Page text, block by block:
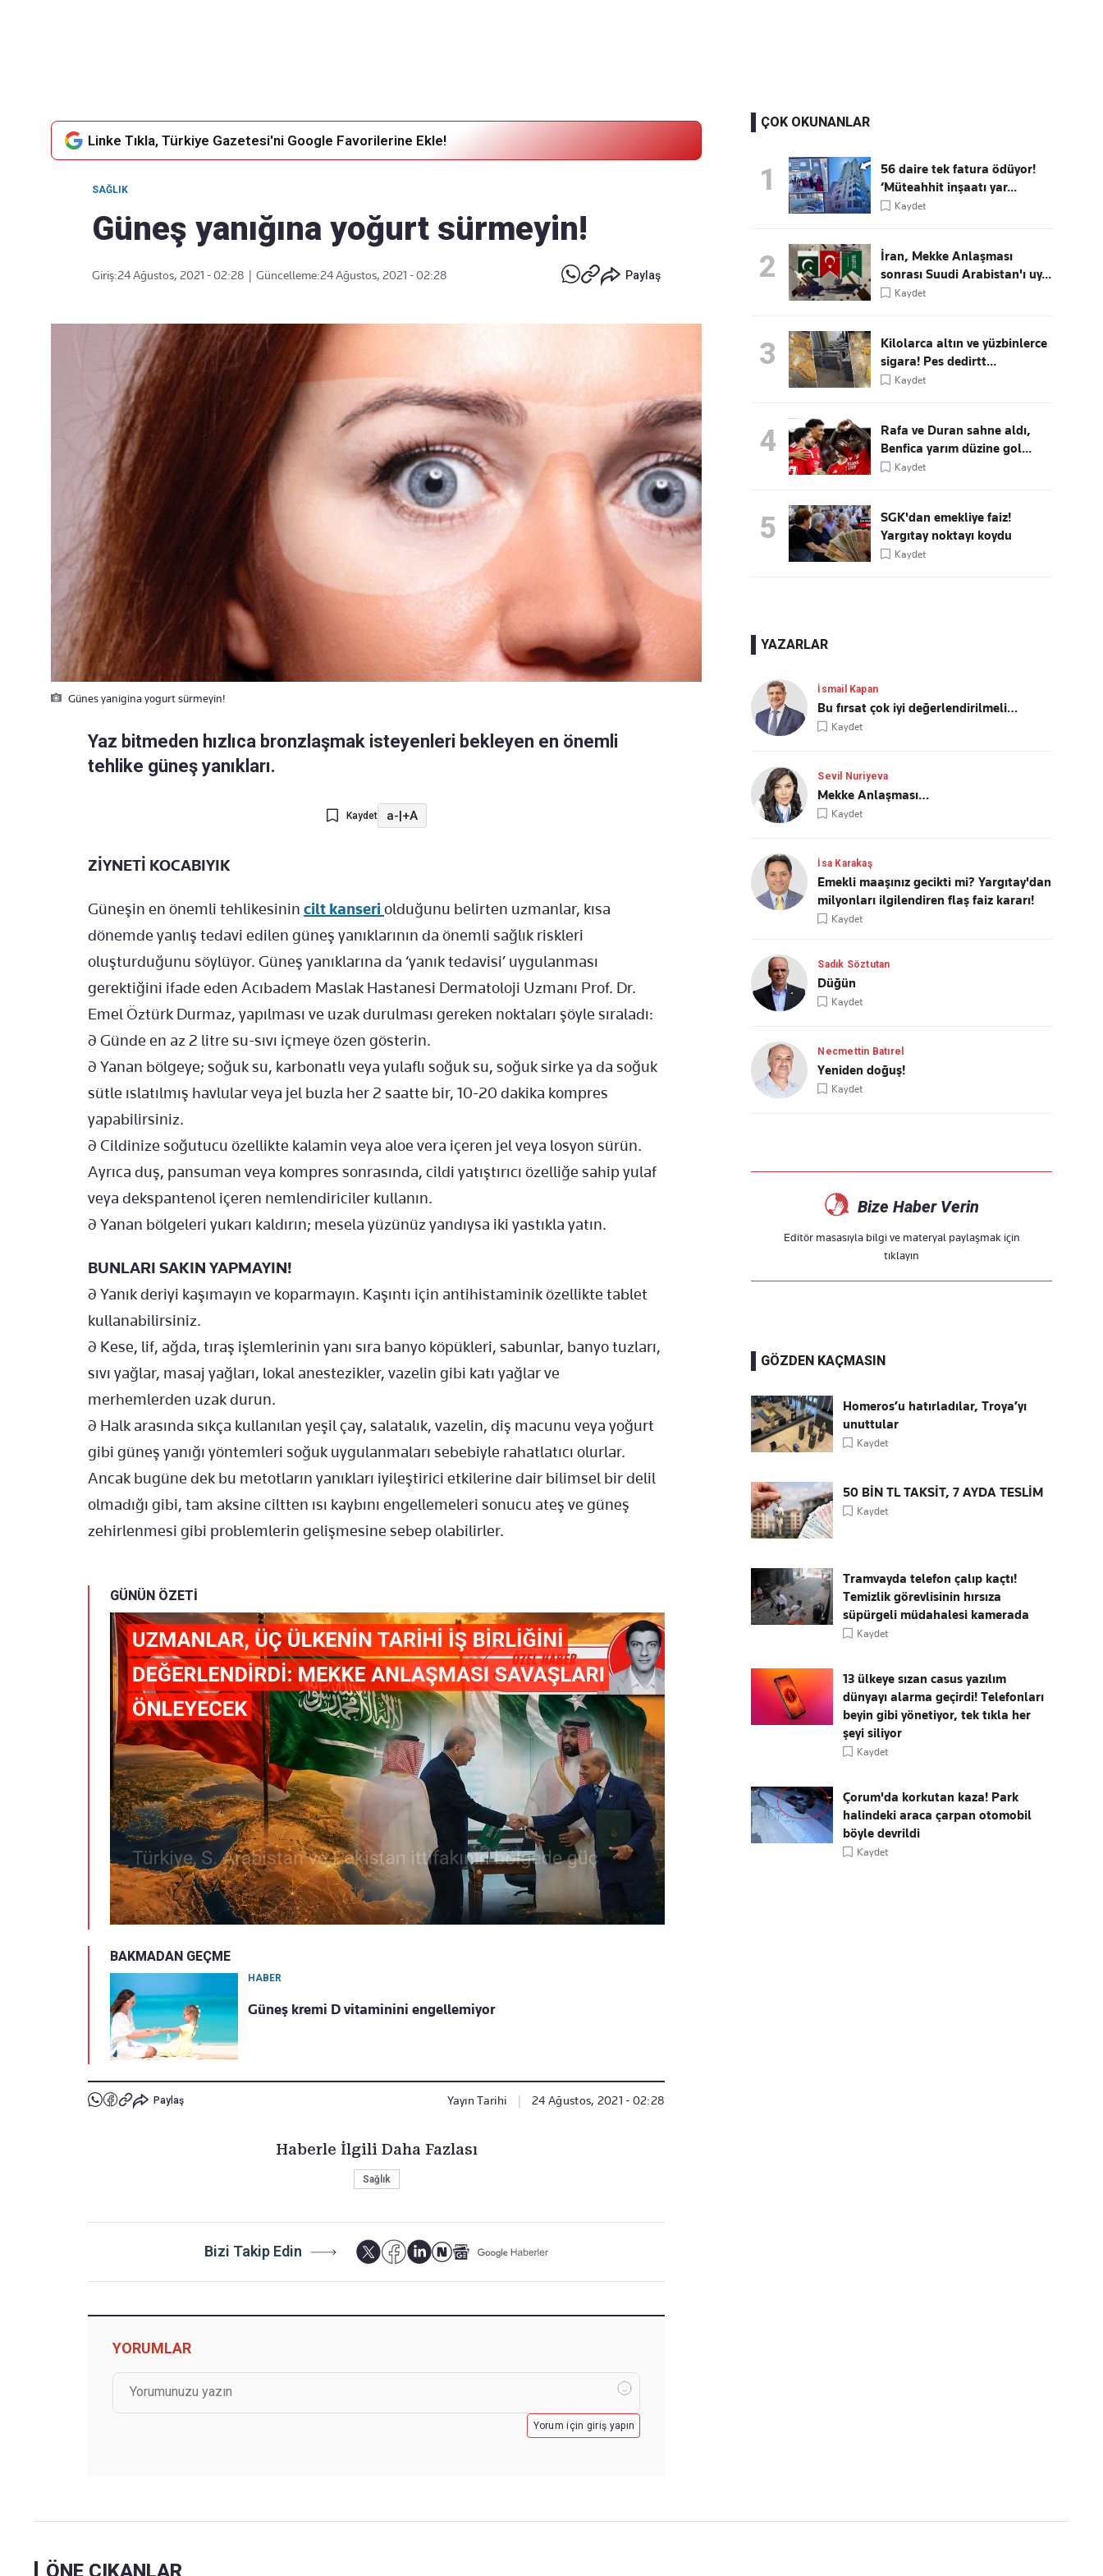
Linke Tıkla, Türkiye Gazetesi'ni Google Favorilerine Ekle!
SAĞLIK
Güneş yanığına yoğurt sürmeyin!
Giriş:24 Ağustos, 2021 - 02:28 Güncelleme:24 Ağustos, 2021 - 02:28 Paylaş
Günes yanigina yogurt sürmeyin!
Yaz bitmeden hızlıca bronzlaşmak isteyenleri bekleyen en önemli
tehlike güneş yanıkları.
Kaydet a-|+A
ZİYNETİ KOCABIYIK
Güneşin en önemli tehlikesinin cilt kanseriolduğunu belirten uzmanlar, kısa
dönemde yanlış tedavi edilen güneş yanıklarının da önemli sağlık riskleri
oluşturduğunu söylüyor. Güneş yanıklarına da ‘yanık tedavisi’ uygulanması
gerektiğini ifade eden Acıbadem Maslak Hastanesi Dermatoloji Uzmanı Prof. Dr.
Emel Öztürk Durmaz, yapılması ve uzak durulması gereken noktaları şöyle sıraladı:
∂ Günde en az 2 litre su-sıvı içmeye özen gösterin.
∂ Yanan bölgeye; soğuk su, karbonatlı veya yulaflı soğuk su, soğuk sirke ya da soğuk
sütle ıslatılmış havlular veya jel buzla her 2 saatte bir, 10-20 dakika kompres
yapabilirsiniz.
∂ Cildinize soğutucu özellikte kalamin veya aloe vera içeren jel veya losyon sürün.
Ayrıca duş, pansuman veya kompres sonrasında, cildi yatıştırıcı özelliğe sahip yulaf
veya dekspantenol içeren nemlendiriciler kullanın.
∂ Yanan bölgeleri yukarı kaldırın; mesela yüzünüz yandıysa iki yastıkla yatın.
BUNLARI SAKIN YAPMAYIN!
∂ Yanık deriyi kaşımayın ve koparmayın. Kaşıntı için antihistaminik özellikte tablet
kullanabilirsiniz.
∂ Kese, lif, ağda, tıraş işlemlerinin yanı sıra banyo köpükleri, sabunlar, banyo tuzları,
sıvı yağlar, masaj yağları, lokal anestezikler, vazelin gibi katı yağlar ve
merhemlerden uzak durun.
∂ Halk arasında sıkça kullanılan yeşil çay, salatalık, vazelin, diş macunu veya yoğurt
gibi güneş yanığı yöntemleri soğuk uygulanmaları sebebiyle rahatlatıcı olurlar.
Ancak bugüne dek bu metotların yanıkları iyileştirici etkilerine dair bilimsel bir delil
olmadığı gibi, tam aksine ciltten ısı kaybını engellemeleri sonucu ateş ve güneş
zehirlenmesi gibi problemlerin gelişmesine sebep olabilirler.
GÜNÜN ÖZETİ
BAKMADAN GEÇME
HABER
Güneş kremi D vitaminini engellemiyor
Paylaş Yayın Tarihi 24 Ağustos, 2021 - 02:28
Haberle İlgili Daha Fazlası
Sağlık
Bizi Takip Edin
YORUMLAR
Yorum için giriş yapın
ÇOK OKUNANLAR
1
56 daire tek fatura ödüyor!
‘Müteahhit inşaatı yar...
Kaydet
2
İran, Mekke Anlaşması
sonrası Suudi Arabistan'ı uy...
Kaydet
3
Kilolarca altın ve yüzbinlerce
sigara! Pes dedirtt...
Kaydet
4
Rafa ve Duran sahne aldı,
Benfica yarım düzine gol...
Kaydet
5
SGK'dan emekliye faiz!
Yargıtay noktayı koydu
Kaydet
YAZARLAR
İsmail Kapan
Bu fırsat çok iyi değerlendirilmeli…
Kaydet
Sevil Nuriyeva
Mekke Anlaşması…
Kaydet
İsa Karakaş
Emekli maaşınız gecikti mi? Yargıtay'dan
milyonları ilgilendiren flaş faiz kararı!
Kaydet
Sadık Söztutan
Düğün
Kaydet
Necmettin Batırel
Yeniden doğuş!
Kaydet
Bize Haber Verin
Editör masasıyla bilgi ve materyal paylaşmak için
tıklayın
GÖZDEN KAÇMASIN
Homeros’u hatırladılar, Troya’yı
unuttular
Kaydet
50 BİN TL TAKSİT, 7 AYDA TESLİM
Kaydet
Tramvayda telefon çalıp kaçtı!
Temizlik görevlisinin hırsıza
süpürgeli müdahalesi kamerada
Kaydet
13 ülkeye sızan casus yazılım
dünyayı alarma geçirdi! Telefonları
beyin gibi yönetiyor, tek tıkla her
şeyi siliyor
Kaydet
Çorum'da korkutan kaza! Park
halindeki araca çarpan otomobil
böyle devrildi
Kaydet
ÖNE ÇIKANLAR